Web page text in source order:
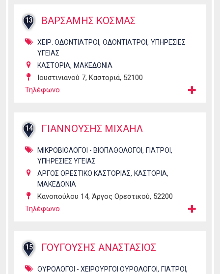
13 ΒΑΡΣΑΜΗΣ ΚΟΣΜΑΣ
ΧΕΙΡ. ΟΔΟΝΤΙΑΤΡΟΙ , ΟΔΟΝΤΙΑΤΡΟΙ , ΥΠΗΡΕΣΙΕΣ
ΥΓΕΙΑΣ
ΚΑΣΤΟΡΙΑ, ΜΑΚΕΔΟΝΙΑ
Ιουστινιανού 7, Καστοριά, 52100
Τηλέφωνο
14 ΓΙΑΝΝΟΥΣΗΣ ΜΙΧΑΗΛ
ΜΙΚΡΟΒΙΟΛΟΓΟΙ - ΒΙΟΠΑΘΟΛΟΓΟΙ , ΓΙΑΤΡΟΙ ,
ΥΠΗΡΕΣΙΕΣ ΥΓΕΙΑΣ
ΑΡΓΟΣ ΟΡΕΣΤΙΚΟ ΚΑΣΤΟΡΙΑΣ, ΚΑΣΤΟΡΙΑ,
ΜΑΚΕΔΟΝΙΑ
Κανοπούλου 14, Άργος Ορεστικού, 52200
Τηλέφωνο
15 ΓΟΥΓΟΥΣΗΣ ΑΝΑΣΤΑΣΙΟΣ
ΟΥΡΟΛΟΓΟΙ - ΧΕΙΡΟΥΡΓΟΙ ΟΥΡΟΛΟΓΟΙ , ΓΙΑΤΡΟΙ ,